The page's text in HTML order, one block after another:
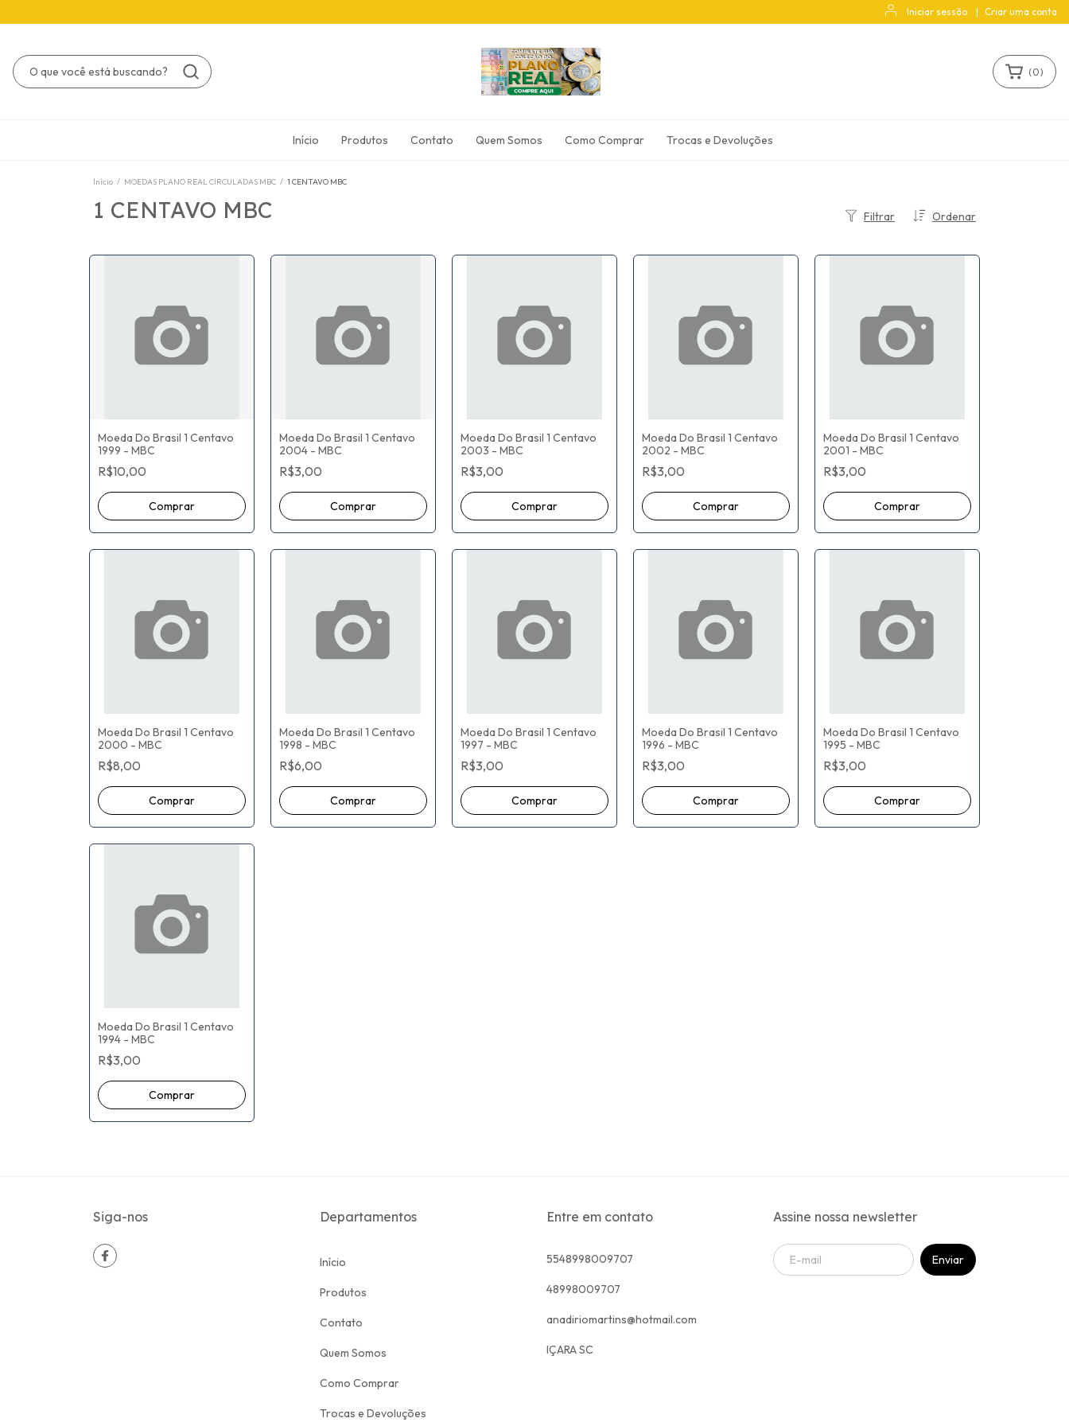
Iniciar sessão | Criar uma conta
(0)
Início Produtos Contato Quem Somos Como Comprar Trocas e Devoluções
Início / MOEDAS PLANO REAL CIRCULADAS MBC / 1 CENTAVO MBC
1 CENTAVO MBC Ordenar
Filtrar
Moeda Do Brasil 1 Centavo
1999 - MBC
R$10,00
Moeda Do Brasil 1 Centavo
2004 - MBC
R$3,00
Moeda Do Brasil 1 Centavo
2003 - MBC
R$3,00
Moeda Do Brasil 1 Centavo
2002 - MBC
R$3,00
Moeda Do Brasil 1 Centavo
2001 - MBC
R$3,00
Moeda Do Brasil 1 Centavo
2000 - MBC
R$8,00
Moeda Do Brasil 1 Centavo
1998 - MBC
R$6,00
Moeda Do Brasil 1 Centavo
1997 - MBC
R$3,00
Moeda Do Brasil 1 Centavo
1996 - MBC
R$3,00
Moeda Do Brasil 1 Centavo
1995 - MBC
R$3,00
Moeda Do Brasil 1 Centavo
1994 - MBC
R$3,00
Siga-nos Departamentos
Início
Produtos
Contato
Quem Somos
Como Comprar
Trocas e Devoluções
Entre em contato
5548998009707
48998009707
anadiriomartins@hotmail.com
IÇARA SC
Assine nossa newsletter